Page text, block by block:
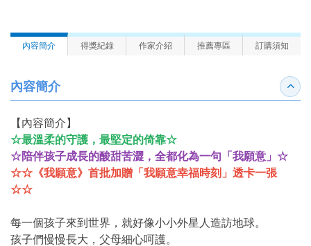
內容簡介 得獎紀錄 作家介紹 推薦專區 訂購須知
內容簡介 收合
【內容簡介】
☆最溫柔的守護，最堅定的倚靠☆
☆陪伴孩子成長的酸甜苦澀，全都化為一句「我願意」☆
☆☆《我願意》首批加贈「我願意幸福時刻」透卡一張
☆☆
每一個孩子來到世界，就好像小小外星人造訪地球。
孩子們慢慢長大，父母細心呵護。